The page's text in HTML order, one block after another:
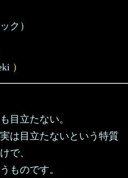
ク）
）
目立たない。
は目立たないという特質
で、
ものです。